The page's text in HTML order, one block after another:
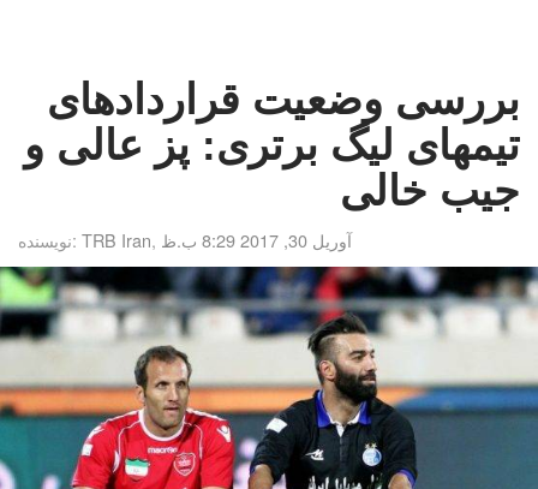
بررسی وضعیت قراردادهای
تیمهای لیگ برتری: پز عالی و
جیب خالی
نویسنده:TRB Iran, آوریل 30, 2017 8:29 ب.ظ